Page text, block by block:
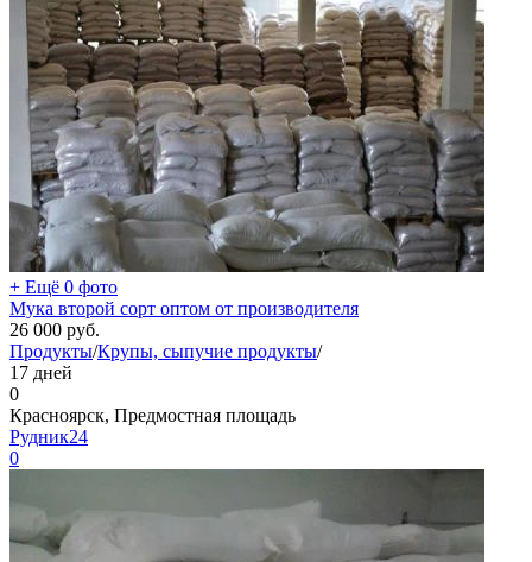
+ Ещё 0 фото
Мука второй сорт оптом от производителя
26 000 руб.
Продукты/Крупы, сыпучие продукты/
17 дней
0
Красноярск, Предмостная площадь
Рудник24
0